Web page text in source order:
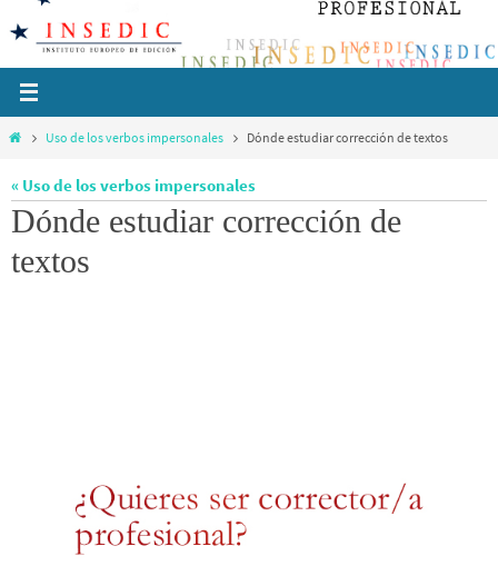
contenido
InicioUso de los verbos impersonales Dónde estudiar corrección de textos
« Uso de los verbos impersonales
Dónde estudiar corrección de
textos